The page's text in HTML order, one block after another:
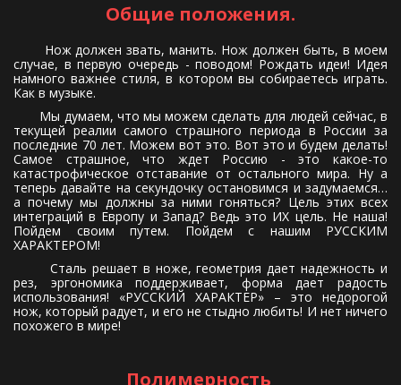
Общие положения.
Нож должен звать, манить. Нож должен быть, в моем
случае, в первую очередь - поводом! Рождать идеи! Идея
намного важнее стиля, в котором вы собираетесь играть.
Как в музыке.
Мы думаем, что мы можем сделать для людей сейчас, в
текущей реалии самого страшного периода в России за
последние 70 лет. Можем вот это. Вот это и будем делать!
Самое страшное, что ждет Россию - это какое-то
катастрофическое отставание от остального мира. Ну а
теперь давайте на секундочку остановимся и задумаемся…
а почему мы должны за ними гоняться? Цель этих всех
интеграций в Европу и Запад? Ведь это ИХ цель. Не наша!
Пойдем своим путем. Пойдем с нашим РУССКИМ
ХАРАКТЕРОМ!
Сталь решает в ноже, геометрия дает надежность и
рез, эргономика поддерживает, форма дает радость
использования! «РУССКИЙ ХАРАКТЕР» – это недорогой
нож, который радует, и его не стыдно любить! И нет ничего
похожего в мире!
Полимерность